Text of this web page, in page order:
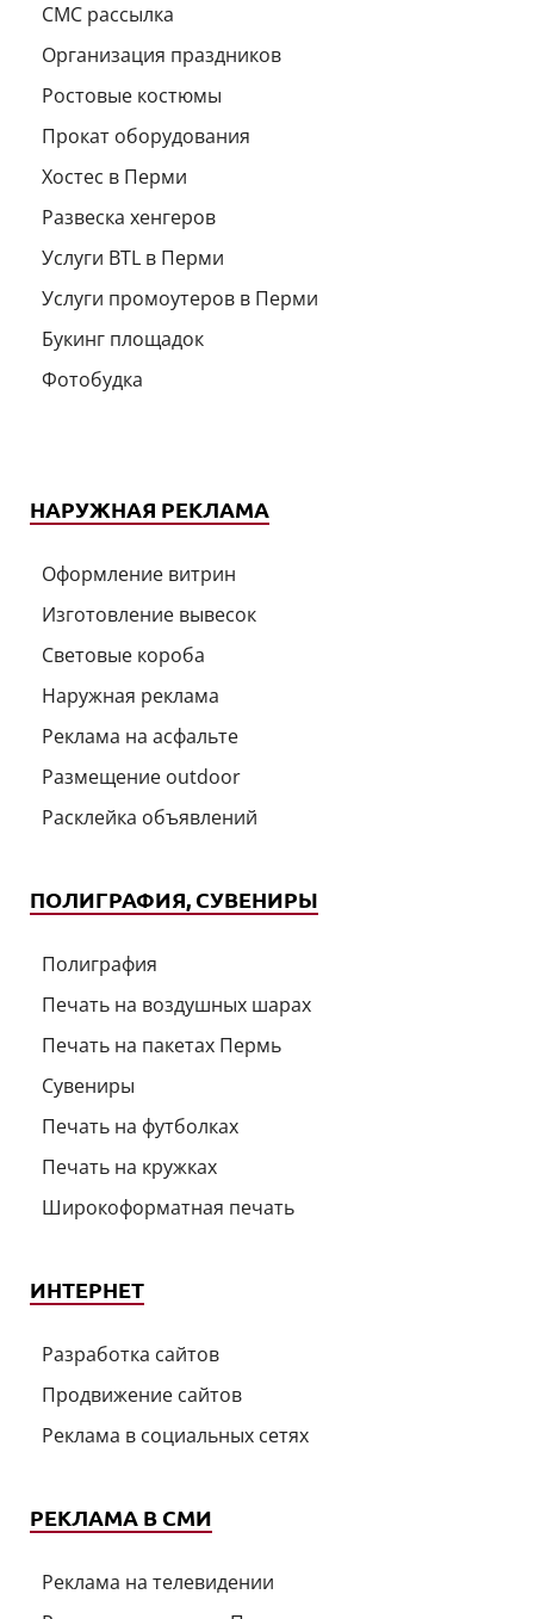
СМС рассылка
Организация праздников
Ростовые костюмы
Прокат оборудования
Хостес в Перми
Развеска хенгеров
Услуги BTL в Перми
Услуги промоутеров в Перми
Букинг площадок
Фотобудка
НАРУЖНАЯ РЕКЛАМА
Оформление витрин
Изготовление вывесок
Световые короба
Наружная реклама
Реклама на асфальте
Размещение outdoor
Расклейка объявлений
ПОЛИГРАФИЯ, СУВЕНИРЫ
Полиграфия
Печать на воздушных шарах
Печать на пакетах Пермь
Сувениры
Печать на футболках
Печать на кружках
Широкоформатная печать
ИНТЕРНЕТ
Разработка сайтов
Продвижение сайтов
Реклама в социальных сетях
РЕКЛАМА В СМИ
Реклама на телевидении